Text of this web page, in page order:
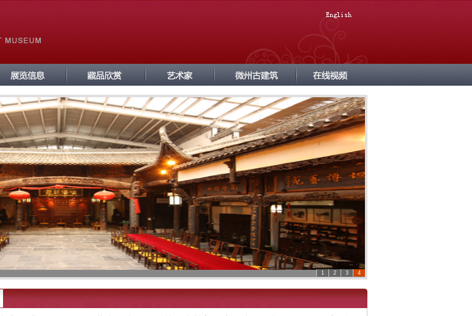
1 2 3 4